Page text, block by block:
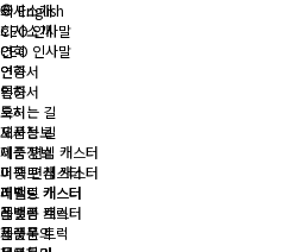
English
회사소개
CEO 인사말
연혁
인증서
특허
오시는 길
제품정보
이중 편심 캐스터
퍼팩트 캐스터
레벨링 캐스터
플랫폼 트럭
회사소개
CEO 인사말
연혁
인증서
특허
오시는 길
제품정보
이중 편심 캐스터
퍼팩트 캐스터
레벨링 캐스터
플랫폼 트럭
제품문의